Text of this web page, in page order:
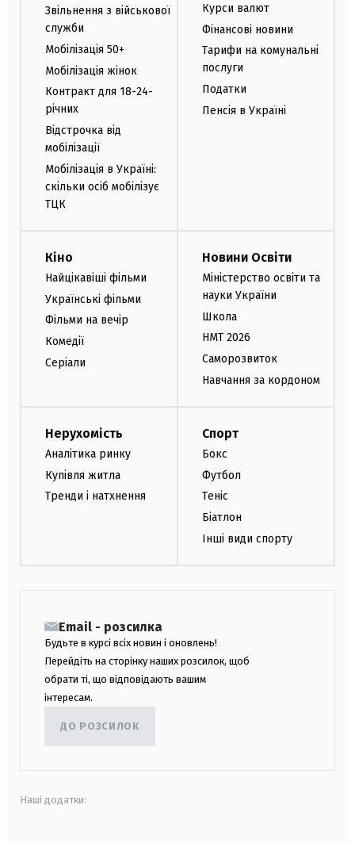
Звільнення з військової
служби
Мобілізація 50+
Мобілізація жінок
Контракт для 18-24-
річних
Відстрочка від
мобілізації
Мобілізація в Україні:
скільки осіб мобілізує
ТЦК
Курси валют
Фінансові новини
Тарифи на комунальні
послуги
Податки
Пенсія в Україні
Кіно
Найцікавіші фільми
Українські фільми
Фільми на вечір
Комедії
Серіали
Новини Освіти
Міністерство освіти та
науки України
Школа
НМТ 2026
Саморозвиток
Навчання за кордоном
Нерухомість
Аналітика ринку
Купівля житла
Тренди і натхнення
Спорт
Бокс
Футбол
Теніс
Біатлон
Інші види спорту
Email - розсилка
Будьте в курсі всіх новин і оновлень!
Перейдіть на сторінку наших розсилок, щоб
обрати ті, що відповідають вашим
інтересам.
ДО РОЗСИЛОК
Наші додатки: